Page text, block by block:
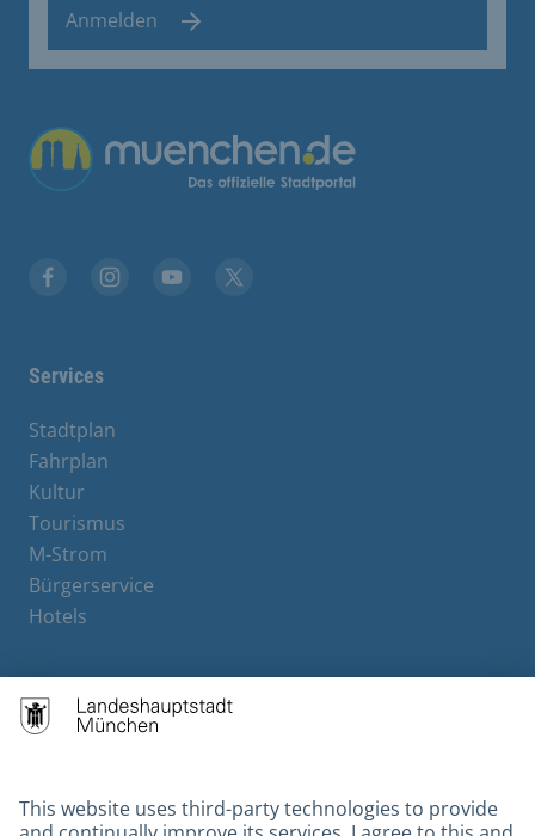
Anmelden
Übergreifende Links
Services
Stadtplan
Fahrplan
Kultur
Tourismus
M-Strom
Bürgerservice
Hotels
Contact
Gebärdensprache